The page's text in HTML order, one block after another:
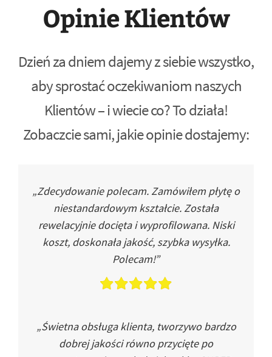
Opinie Klientów
Dzień za dniem dajemy z siebie wszystko,
aby sprostać oczekiwaniom naszych
Klientów – i wiecie co? To działa!
Zobaczcie sami, jakie opinie dostajemy:
„Zdecydowanie polecam. Zamówiłem płytę o
niestandardowym kształcie. Została
rewelacyjnie docięta i wyprofilowana. Niski
koszt, doskonała jakość, szybka wysyłka.
Polecam!”
„Świetna obsługa klienta, tworzywo bardzo
dobrej jakości równo przycięte po